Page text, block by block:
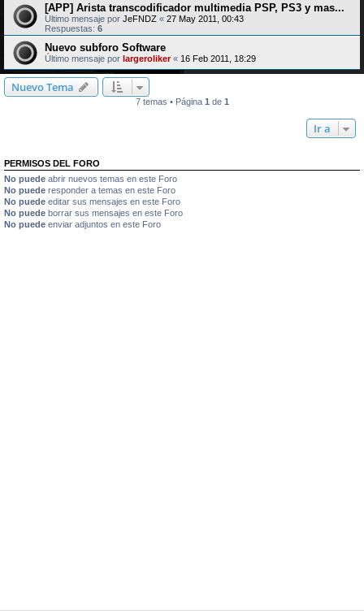
[APP] Arista transcodificador multimedia PSP, PS3 y mas...
Último mensaje por JeFNDZ « 27 May 2011, 00:43
Respuestas: 6
Nuevo subforo Software
Último mensaje por largeroliker« 16 Feb 2011, 18:29
Nuevo Tema
7 temas • Página 1 de 1
Ir a
PERMISOS DEL FORO
No puede abrir nuevos temas en este Foro
No puede responder a temas en este Foro
No puede editar sus mensajes en este Foro
No puede borrar sus mensajes en este Foro
No puede enviar adjuntos en este Foro